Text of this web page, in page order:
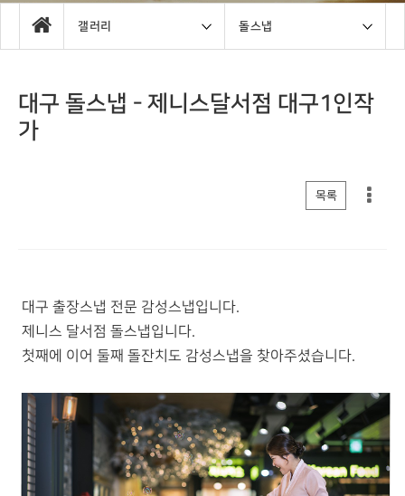
갤러리 돌스냅
대구 돌스냅 - 제니스달서점 대구1인작
가
목록
대구 출장스냅 전문 감성스냅입니다.
제니스 달서점 돌스냅입니다.
첫째에 이어 둘째 돌잔치도 감성스냅을 찾아주셨습니다.